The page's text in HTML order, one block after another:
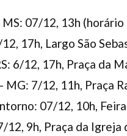
MS: 07/12, 13h
17h, Largo São
6/12, 17h, Praça da
7/12, 11h, Praça
07/12, 10h,
12, 9h, Praça da Igreja